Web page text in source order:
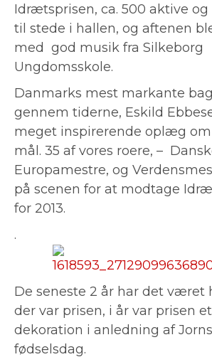
Idrætsprisen, ca. 500 aktive
til stede i hallen, og aftenen
med god musik fra Silkeborg
Ungdomsskole.
Danmarks mest markante
gennem tiderne, Eskild
meget inspirerende oplæg
mål. 35 af vores roere, –
Europamestre, og
på scenen for at modtage
for 2013.
.
De seneste 2 år har det
der var prisen, i år var prisen
dekoration i anledning af Jorns
fødselsdag.